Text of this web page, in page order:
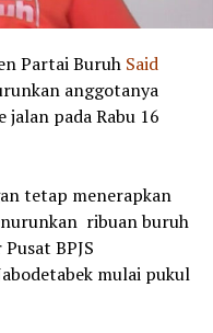
Partai Buruh Said
anggotanya
pada Rabu 16
tetap menerapkan
ribuan buruh
BPJS
mulai pukul